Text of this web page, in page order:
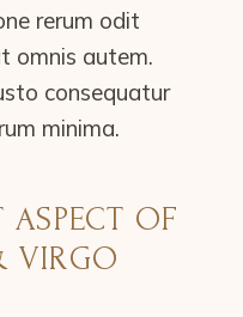
rerum odit
omnis autem.
consequatur
minima.
ASPECT OF
VIRGO